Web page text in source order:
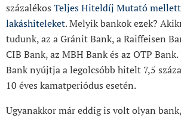
százalékos Teljes Hiteldíj Mutató
lakáshiteleket. Melyik bankok ezek?
tudunk, az a Gránit Bank, a Raiffeisen
CIB Bank, az MBH Bank és az OTP
Bank nyújtja a legolcsóbb hitelt 7,5
10 éves kamatperiódus esetén.
Ugyanakkor már eddig is volt olyan